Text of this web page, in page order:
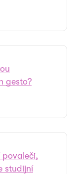
gesto?
povaleči,
studijní